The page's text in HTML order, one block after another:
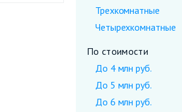
Трехкомнатные
Четырехкомнатные
По стоимости
До 4 млн руб.
До 5 млн руб.
До 6 млн руб.